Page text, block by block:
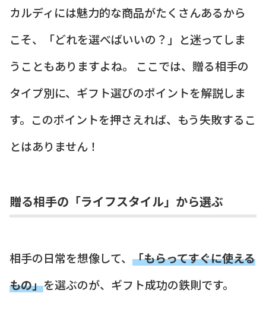
カルディには魅力的な商品がたくさんあるから
こそ、「どれを選べばいいの？」と迷ってしま
うこともありますよね。 ここでは、贈る相手の
タイプ別に、ギフト選びのポイントを解説しま
す。このポイントを押さえれば、もう失敗するこ
とはありません！
贈る相手の「ライフスタイル」から選ぶ
相手の日常を想像して、 「もらってすぐに使える
もの」を選ぶのが、ギフト成功の鉄則です。